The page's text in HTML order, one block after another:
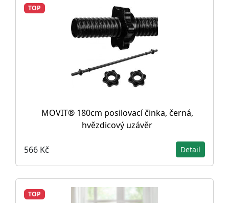
TOP
MOVIT® 180cm posilovací činka, černá,
hvězdicový uzávěr
566 Kč Detail
TOP